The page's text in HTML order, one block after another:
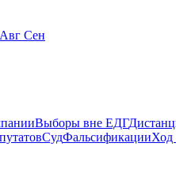
Авг Сен
Выборы вне ЕДГ
СудФальсификацииХод